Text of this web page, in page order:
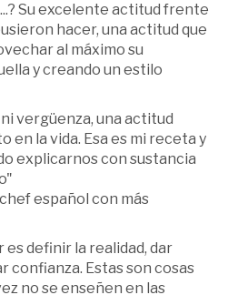
Su excelente actitud frente
hacer, una actitud que
al máximo su
y creando un estilo
vergüenza, una actitud
en la vida. Esa es mi receta y
explicarnos con sustancia
español con más
es definir la realidad, dar
confianza. Estas son cosas
no se enseñen en las